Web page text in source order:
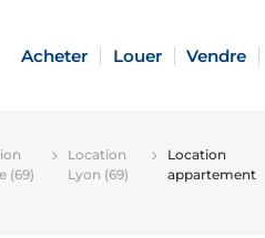
Acheter Louer Vendre
(69)
Location
Lyon (69)
Location
appartement